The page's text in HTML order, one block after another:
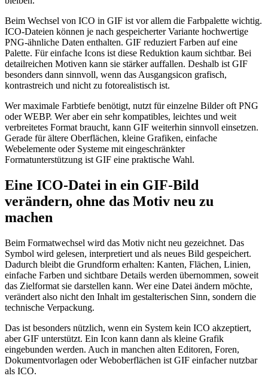
Beim Wechsel von ICO in GIF ist vor allem die Farbpalette wichtig.
ICO-Dateien können je nach gespeicherter Variante hochwertige
PNG-ähnliche Daten enthalten. GIF reduziert Farben auf eine
Palette. Für einfache Icons ist diese Reduktion kaum sichtbar. Bei
detailreichen Motiven kann sie stärker auffallen. Deshalb ist GIF
besonders dann sinnvoll, wenn das Ausgangsicon grafisch,
kontrastreich und nicht zu fotorealistisch ist.
Wer maximale Farbtiefe benötigt, nutzt für einzelne Bilder oft PNG
oder WEBP. Wer aber ein sehr kompatibles, leichtes und weit
verbreitetes Format braucht, kann GIF weiterhin sinnvoll einsetzen.
Gerade für ältere Oberflächen, kleine Grafiken, einfache
Webelemente oder Systeme mit eingeschränkter
Formatunterstützung ist GIF eine praktische Wahl.
Eine ICO-Datei in ein GIF-Bild
verändern, ohne das Motiv neu zu
machen
Beim Formatwechsel wird das Motiv nicht neu gezeichnet. Das
Symbol wird gelesen, interpretiert und als neues Bild gespeichert.
Dadurch bleibt die Grundform erhalten: Kanten, Flächen, Linien,
einfache Farben und sichtbare Details werden übernommen, soweit
das Zielformat sie darstellen kann. Wer eine Datei ändern möchte,
verändert also nicht den Inhalt im gestalterischen Sinn, sondern die
technische Verpackung.
Das ist besonders nützlich, wenn ein System kein ICO akzeptiert,
aber GIF unterstützt. Ein Icon kann dann als kleine Grafik
eingebunden werden. Auch in manchen alten Editoren, Foren,
Dokumentvorlagen oder Weboberflächen ist GIF einfacher nutzbar
als ICO.